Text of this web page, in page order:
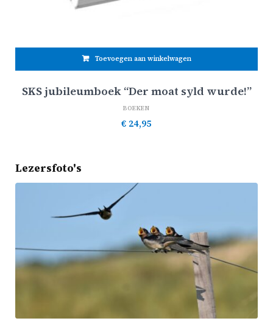
Toevoegen aan winkelwagen
SKS jubileumboek “Der moat syld wurde!”
BOEKEN
€ 24,95
Lezersfoto's